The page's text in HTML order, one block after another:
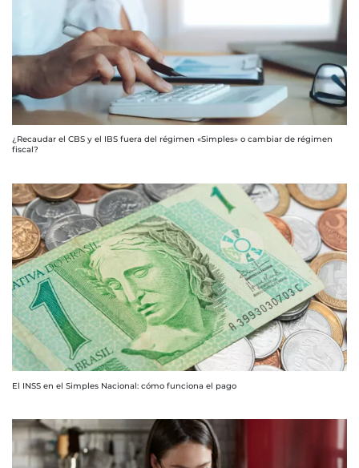
¿Recaudar el CBS y el IBS fuera del régimen «Simples» o cambiar de régimen
fiscal?
El INSS en el Simples Nacional: cómo funciona el pago